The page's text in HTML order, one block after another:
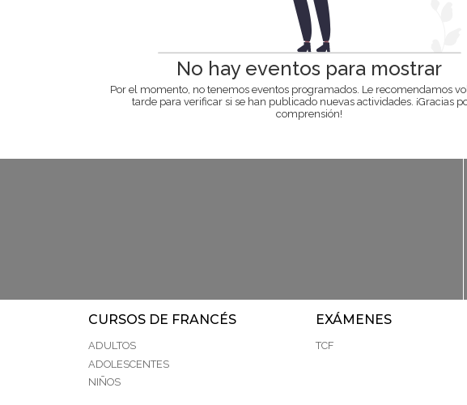
No hay eventos para mostrar
Por el momento, no tenemos eventos programados. Le recomendamos
tarde para verificar si se han publicado nuevas actividades. ¡Gracias
comprensión!
CURSOS DE FRANCÉS
ADULTOS
ADOLESCENTES
NIÑOS
EXÁMENES
TCF